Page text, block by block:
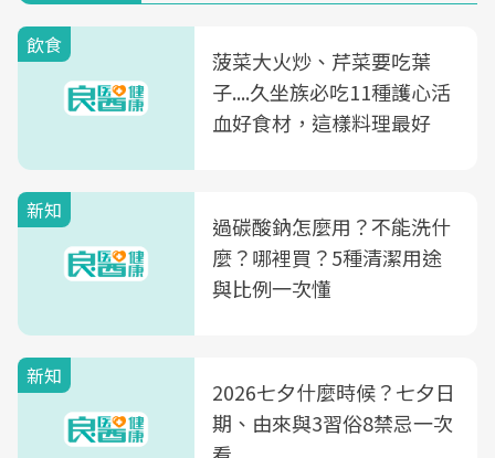
飲食
菠菜大火炒、芹菜要吃葉
子....久坐族必吃11種護心活
血好食材，這樣料理最好
新知
過碳酸鈉怎麼用？不能洗什
麼？哪裡買？5種清潔用途
與比例一次懂
新知
2026七夕什麼時候？七夕日
期、由來與3習俗8禁忌一次